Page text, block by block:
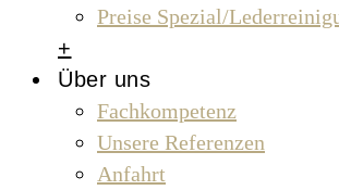
Preise Spezial/
+
Über uns
Fachkompetenz
Unsere Referenzen
Anfahrt